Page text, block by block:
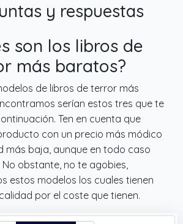
y respuestas
son los libros de
más baratos?
de libros de terror más
serían estos tres que te
Ten en cuenta que
con un precio más módico
más baja, aunque en todo caso
No obstante, no te agobies,
estos modelos los cuales tienen
por el coste que tienen.